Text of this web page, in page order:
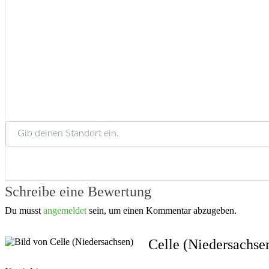
Gib deinen Standort ein.
Schreibe eine Bewertung
Du musst angemeldet sein, um einen Kommentar abzugeben.
Celle